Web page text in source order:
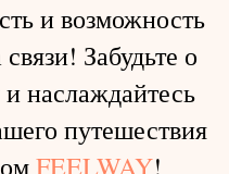
и возможность
Забудьте о
и наслаждайтесь
путешествия
FEELWAY!